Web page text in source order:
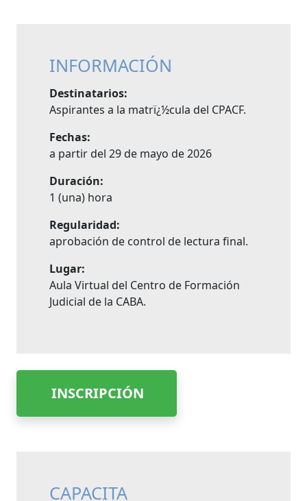
INFORMACIÓN
Destinatarios:
Aspirantes a la matrï¿½cula del CPACF.
Fechas:
a partir del 29 de mayo de 2026
Duración:
1 (una) hora
Regularidad:
aprobación de control de lectura final.
Lugar:
Aula Virtual del Centro de Formación
Judicial de la CABA.
INSCRIPCIÓN
CAPACITA